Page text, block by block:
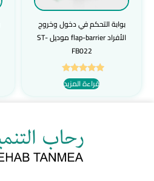
بوابة التحكم في دخول وخروج
الأفراد flap-barrier موديل ST-
FB022
تم التقييم
5.00
قراءة المزيد